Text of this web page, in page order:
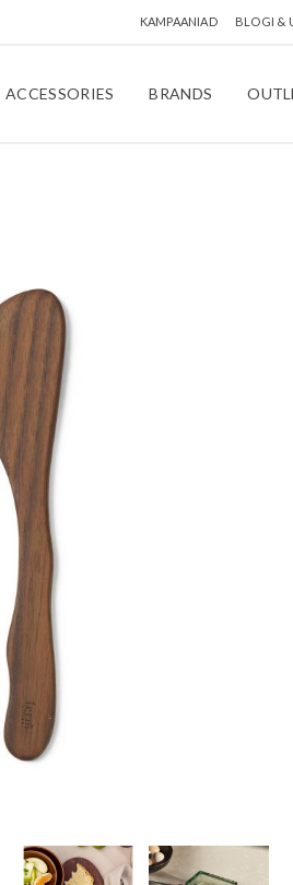
KAMPAANIAD BLOGI &
ACCESSORIES BRANDS